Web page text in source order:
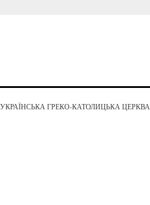
УКРАЇНСЬКА ГРЕКО-КАТОЛИЦЬКА ЦЕРКВА